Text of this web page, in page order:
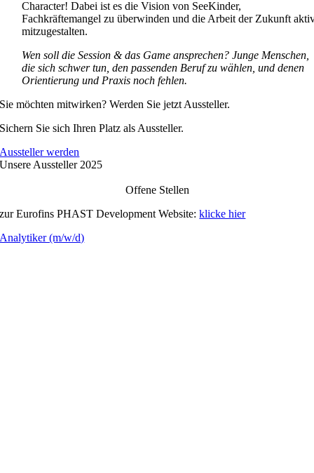
Character! Dabei ist es die Vision von SeeKinder,
Fachkräftemangel zu überwinden und die Arbeit der Zukunft
mitzugestalten.
Wen soll die Session & das Game ansprechen? Junge Menschen,
die sich schwer tun, den passenden Beruf zu wählen, und denen
Orientierung und Praxis noch fehlen.
Sie möchten mitwirken? Werden Sie jetzt Aussteller.
Sichern Sie sich Ihren Platz als Aussteller.
Aussteller werden
Unsere Aussteller 2025
Offene Stellen
zur Eurofins PHAST Development Website:klicke hier
Analytiker (m/w/d)